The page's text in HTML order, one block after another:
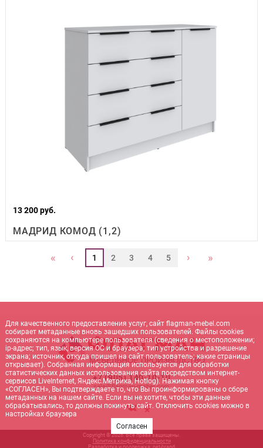
13 200 руб.
МАДРИД КОМОД (1,2)
« ‹ 1 2 3 4 5 › »
+7 (905) 140-10-10
sale@flagman-mebel.com
Copyright © 2026. Все права защищены.
Политика конфиденциальности
Разработка и поддержка: net- brand
Для качественного предоставления услуг, сайт flagman-mebel.com
собирает метаданные вновь зашедших пользователей. Файлы cookies
сохраняются на компьютере пользователя (сведения о местоположении;
ip-адрес; тип, язык, версия ОС и браузера; тип устройства и разрешение
экрана; источник, откуда пришел на сайт пользователь; какие страницы
открывает). Собранная информация используется для обработки
статистических данных использования сайта посредством интернет-
сервисов LiveInternet, Яндекс.Метрика, Hotlog). Нажимая кнопку
«СОГЛАСЕН», Вы подтверждаете то, что Вы проинформированы о сборе
метаданных на нашем сайте. Если вы не хотите, чтобы эти данные
обрабатывались, то должны покинуть сайт. Отключить cookies можно в
настройках браузера
Согласен